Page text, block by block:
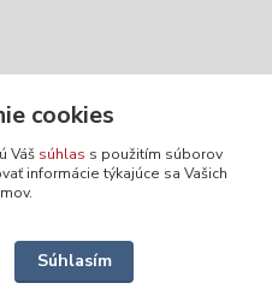
cookies
Váš súhlas s použitím súborov
informácie týkajúce sa Vašich
Súhlasím